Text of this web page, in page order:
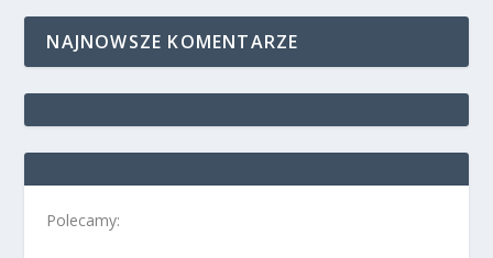
NAJNOWSZE KOMENTARZE
Polecamy: